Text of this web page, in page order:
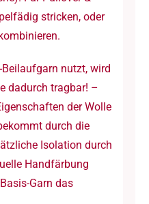
stricken, oder
Beilaufgarn nutzt, wird
dadurch tragbar! –
der Wolle
durch die
Isolation durch
Handfärbung
Garn das